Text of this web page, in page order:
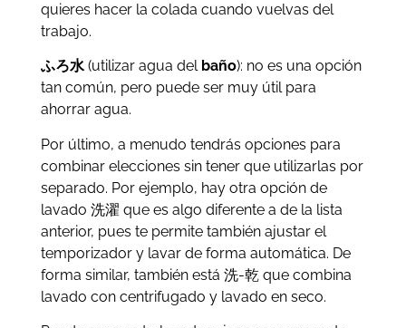
quieres hacer la colada cuando vuelvas del
trabajo.
ふろ水(utilizar agua del baño): no es una opción
tan común, pero puede ser muy útil para
ahorrar agua.
Por último, a menudo tendrás opciones para
combinar elecciones sin tener que utilizarlas por
separado. Por ejemplo, hay otra opción de
lavado 洗濯 que es algo diferente a de la lista
anterior, pues te permite también ajustar el
temporizador y lavar de forma automática. De
forma similar, también está 洗-乾 que combina
lavado con centrifugado y lavado en seco.